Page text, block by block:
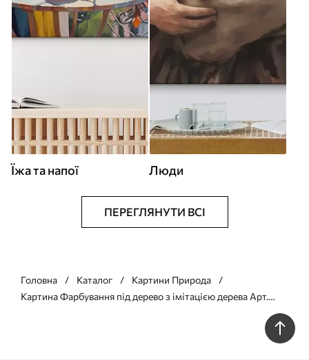
Їжа та напої Люди
ПЕРЕГЛЯНУТИ ВСІ
Головна Каталог
Картини Природа
Картина Фарбування під дерево з імітацією дерева Арт.